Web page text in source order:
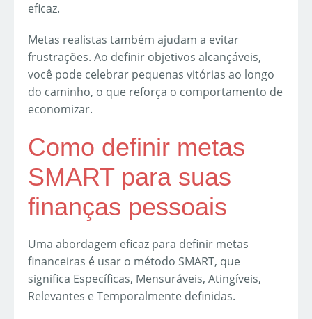
eficaz.
Metas realistas também ajudam a evitar
frustrações. Ao definir objetivos alcançáveis,
você pode celebrar pequenas vitórias ao longo
do caminho, o que reforça o comportamento de
economizar.
Como definir metas
SMART para suas
finanças pessoais
Uma abordagem eficaz para definir metas
financeiras é usar o método SMART, que
significa Específicas, Mensuráveis, Atingíveis,
Relevantes e Temporalmente definidas.